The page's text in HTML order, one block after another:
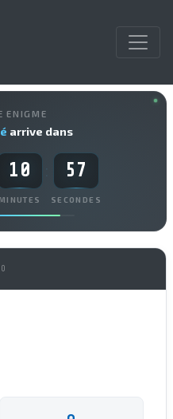
ENIGME
arrive dans
10
MINUTES
57
SECONDES